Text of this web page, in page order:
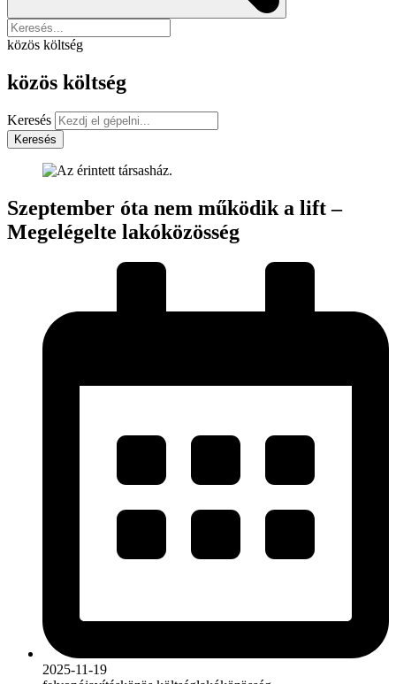
közös költség
közös költség
Keresés
Keresés
Szeptember óta nem működik a lift –
Megelégelte lakóközösség
2025-11-19